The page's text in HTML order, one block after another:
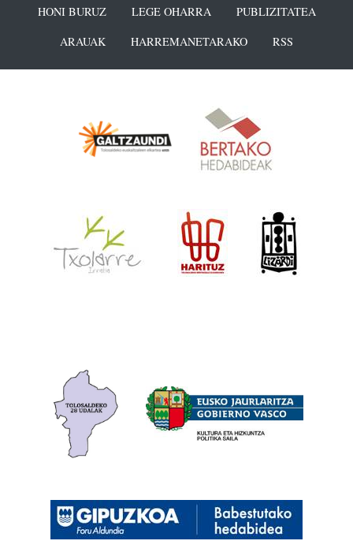
HONI BURUZ LEGE OHARRA
PUBLIZITATEA
ARAUAK
HARREMANETARAKO RSS